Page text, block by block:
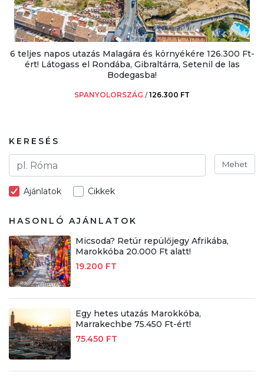
6 teljes napos utazás Malagára és környékére 126.300 Ft-
ért! Látogass el Rondába, Gibraltárra, Setenil de las
Bodegasba!
SPANYOLORSZÁG /126.300 FT
KERESÉS
Mehet
Ajánlatok Cikkek
HASONLÓ AJÁNLATOK
Micsoda? Retúr repülőjegy Afrikába,
Marokkóba 20.000 Ft alatt!
19.200 FT
Egy hetes utazás Marokkóba,
Marrakechbe 75.450 Ft-ért!
75.450 FT